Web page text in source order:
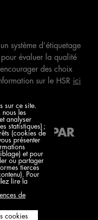
sur ce site.
nous les
analyser
statistiques) ;
(cookies de
présenter
et pour
ou partager
tierces
Pour
lire la
de
cookies
système d’étiquetage
évaluer la qualité
des choix
sur le HSR ici
PAR